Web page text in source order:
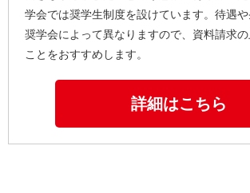
学会では奨学生制度を設けています。待遇
奨学会によって異なりますので、資料請求
ことをおすすめします。
詳細はこちら